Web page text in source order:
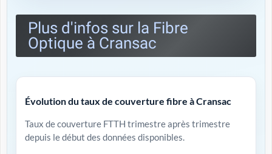
Plus d'infos sur la Fibre
Optique à Cransac
Évolution du taux de couverture fibre à Cransac
Taux de couverture FTTH trimestre après trimestre
depuis le début des données disponibles.